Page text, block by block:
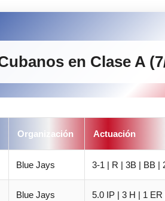
en Clase A
Organización Actuación
Blue Jays 3-1 | R | 3B | BB |
Blue Jays 5.0 IP | 3 H | 1